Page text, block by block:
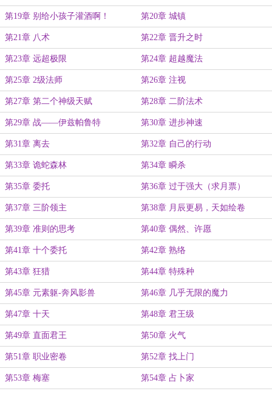
第19章 别给小孩子灌酒啊！ 第20章 城镇
第21章 八术 第22章 晋升之时
第23章 远超极限 第24章 超越魔法
第25章 2级法师 第26章 注视
第27章 第二个神级天赋 第28章 二阶法术
第29章 战——伊兹帕鲁特 第30章 进步神速
第31章 离去 第32章 自己的行动
第33章 诡蛇森林 第34章 瞬杀
第35章 委托 第36章 过于强大（求月票）
第37章 三阶领主 第38章 月辰更易，天如绘卷
第39章 准则的思考 第40章 偶然、许愿
第41章 十个委托 第42章 熟络
第43章 狂猎 第44章 特殊种
第45章 元素躯-奔风影兽 第46章 几乎无限的魔力
第47章 十天 第48章 君王级
第49章 直面君王 第50章 火气
第51章 职业密卷 第52章 找上门
第53章 梅塞 第54章 占卜家